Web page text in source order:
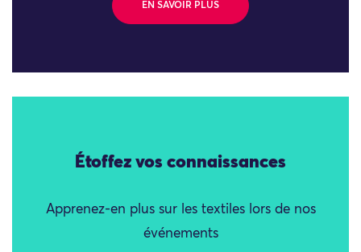
EN SAVOIR PLUS
Étoffez vos connaissances
Apprenez-en plus sur les textiles lors de nos
événements